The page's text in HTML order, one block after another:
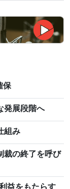
保
発展段階へ
組み
裁の終了を呼び
益をもたらす